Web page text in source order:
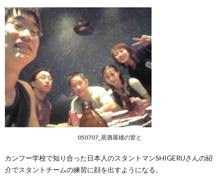
050707_居酒屋雄の皆と
カンフー学校で知り合った日本人のスタントマンSHIGERUさんの紹
介でスタントチームの練習に顔を出すようになる。